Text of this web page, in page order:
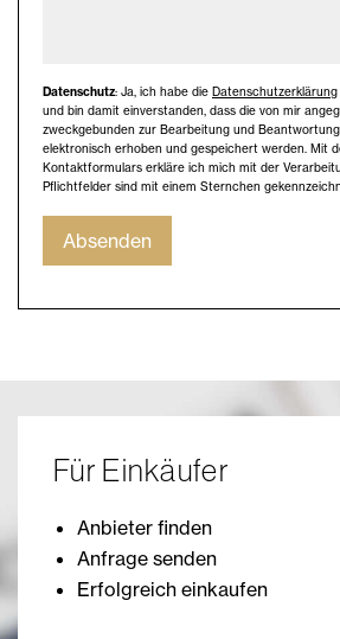
Datenschutz: Ja, ich habe die Datenschutzerklärung
und bin damit einverstanden, dass die von mir
zweckgebunden zur Bearbeitung und
elektronisch erhoben und gespeichert werden. Mit
Kontaktformulars erkläre ich mich mit der
Pflichtfelder sind mit einem Sternchen
Absenden
Für Einkäufer
Anbieter finden
Anfrage senden
Erfolgreich einkaufen